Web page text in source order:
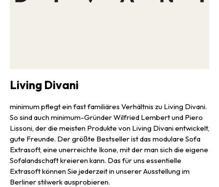
Living Divani
minimum pflegt ein fast familiäres Verhältnis zu Living Divani.
So sind auch minimum-Gründer Wilfried Lembert und Piero
Lissoni, der die meisten Produkte von Living Divani entwickelt,
gute Freunde. Der größte Bestseller ist das modulare Sofa
Extrasoft, eine unerreichte Ikone, mit der man sich die eigene
Sofalandschaft kreieren kann. Das für uns essentielle
Extrasoft können Sie jederzeit in unserer Ausstellung im
Berliner stilwerk ausprobieren.